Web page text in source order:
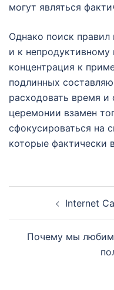
могут являться
Однако поиск
и к
концентрация к
подлинных
расходовать время
церемонии взамен
сфокусироваться на
которые фактически
navigation
Internet
Почему мы любим